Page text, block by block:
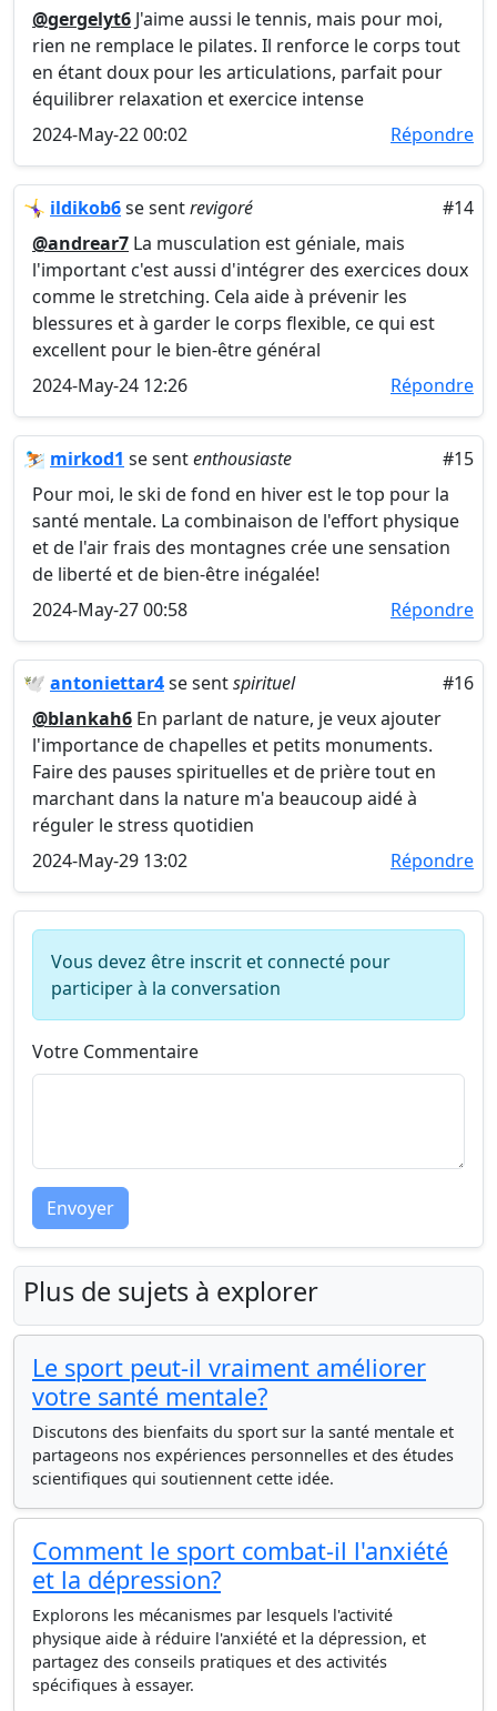
@gergelyt6 J'aime aussi le tennis, mais pour moi,
rien ne remplace le pilates. Il renforce le corps tout
en étant doux pour les articulations, parfait pour
équilibrer relaxation et exercice intense
2024-May-22 00:02
Répondre
🤸‍♀️ ildikob6se sentrevigoré
#14
@andrear7 La musculation est géniale, mais
l'important c'est aussi d'intégrer des exercices doux
comme le stretching. Cela aide à prévenir les
blessures et à garder le corps flexible, ce qui est
excellent pour le bien-être général
2024-May-24 12:26
Répondre
⛷ mirkod1 se sententhousiaste
#15
Pour moi, le ski de fond en hiver est le top pour la
santé mentale. La combinaison de l'effort physique
et de l'air frais des montagnes crée une sensation
de liberté et de bien-être inégalée!
2024-May-27 00:58
Répondre
🕊 antoniettar4se sentspirituel
#16
@blankah6 En parlant de nature, je veux ajouter
l'importance de chapelles et petits monuments.
Faire des pauses spirituelles et de prière tout en
marchant dans la nature m'a beaucoup aidé à
réguler le stress quotidien
2024-May-29 13:02
Répondre
Vous devez être inscrit et connecté pour
participer à la conversation
Votre Commentaire
Envoyer
Plus de sujets à explorer
Le sport peut-il vraiment améliorer
votre santé mentale?
Discutons des bienfaits du sport sur la santé mentale et
partageons nos expériences personnelles et des études
scientifiques qui soutiennent cette idée.
Comment le sport combat-il l'anxiété
et la dépression?
Explorons les mécanismes par lesquels l'activité
physique aide à réduire l'anxiété et la dépression, et
partagez des conseils pratiques et des activités
spécifiques à essayer.